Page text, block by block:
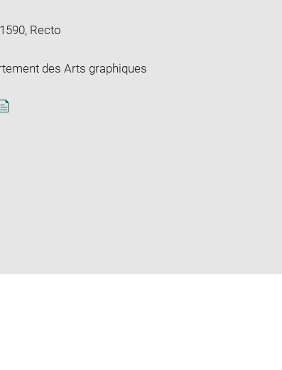
Recto
des Arts graphiques